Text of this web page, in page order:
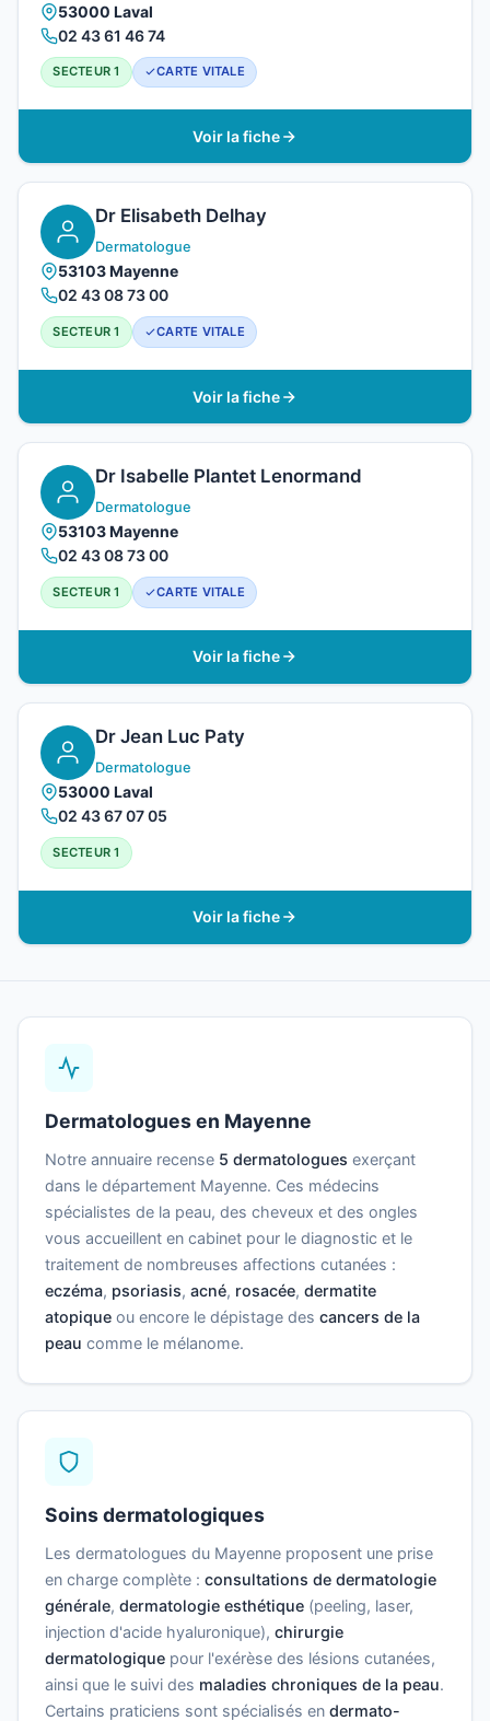
53000 Laval
02 43 61 46 74
SECTEUR 1 CARTE VITALE
Voir la fiche
Dr Elisabeth Delhay
Dermatologue
53103 Mayenne
02 43 08 73 00
SECTEUR 1 CARTE VITALE
Voir la fiche
Dr Isabelle Plantet Lenormand
Dermatologue
53103 Mayenne
02 43 08 73 00
SECTEUR 1 CARTE VITALE
Voir la fiche
Dr Jean Luc Paty
Dermatologue
53000 Laval
02 43 67 07 05
SECTEUR 1
Voir la fiche
Dermatologues en Mayenne
Notre annuaire recense 5 dermatologues exerçant
dans le département Mayenne. Ces médecins
spécialistes de la peau, des cheveux et des ongles
vous accueillent en cabinet pour le diagnostic et le
traitement de nombreuses affections cutanées :
eczéma, psoriasis, acné, rosacée, dermatite
atopique ou encore le dépistage des cancers de la
peau comme le mélanome.
Soins dermatologiques
Les dermatologues du Mayenne proposent une prise
en charge complète : consultations de dermatologie
générale, dermatologie esthétique (peeling, laser,
injection d'acide hyaluronique), chirurgie
dermatologique pour l'exérèse des lésions cutanées,
ainsi que le suivi des maladies chroniques de la peau.
Certains praticiens sont spécialisés en dermato-